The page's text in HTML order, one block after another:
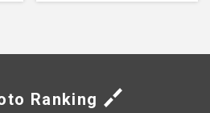
Ranking